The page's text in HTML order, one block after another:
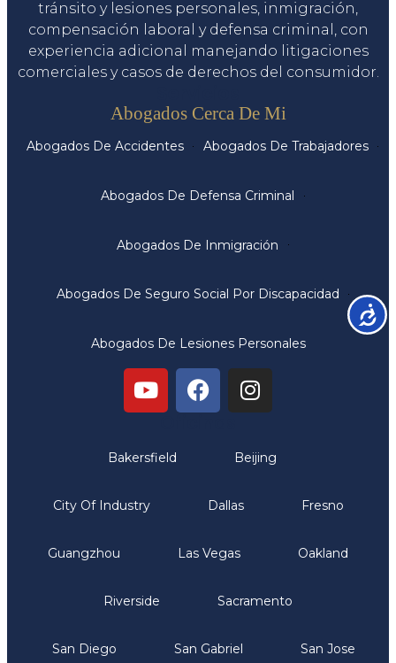
tránsito y lesiones personales, inmigración,
compensación laboral y defensa criminal, con
experiencia adicional manejando litigaciones
comerciales y casos de derechos del consumidor.
Abogados Cerca De Mi
Abogados De Accidentes Abogados De Trabajadores
Abogados De Defensa Criminal
Abogados De Inmigración
Abogados De Seguro Social Por Discapacidad
Abogados De Lesiones Personales
Bakersfield Beijing
City Of Industry Dallas Fresno
Guangzhou Las Vegas Oakland
Riverside Sacramento
San Diego San Gabriel San Jose